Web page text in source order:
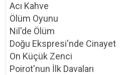
Acı Kahve
Ölüm Oyunu
Nil'de Ölüm
Doğu Ekspresi'nde Cinayet
On Küçük Zenci
Poirot'nun İlk Davaları